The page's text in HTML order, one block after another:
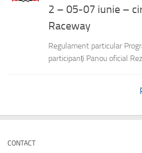
2 – 05-07 iunie –
Raceway
Regulament particular
participanți Panou oficial
CONTACT